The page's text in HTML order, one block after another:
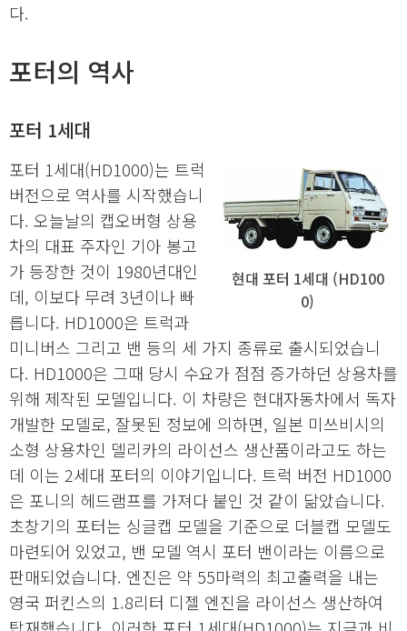
다.
포터의 역사
포터 1세대
현대 포터 1세대 (HD100
0)
포터 1세대(HD1000)는 트럭
버전으로 역사를 시작했습니
다. 오늘날의 캡오버형 상용
차의 대표 주자인 기아 봉고
가 등장한 것이 1980년대인
데, 이보다 무려 3년이나 빠
릅니다. HD1000은 트럭과
미니버스 그리고 밴 등의 세 가지 종류로 출시되었습니
다. HD1000은 그때 당시 수요가 점점 증가하던 상용차를
위해 제작된 모델입니다. 이 차량은 현대자동차에서 독자
개발한 모델로, 잘못된 정보에 의하면, 일본 미쓰비시의
소형 상용차인 델리카의 라이선스 생산품이라고도 하는
데 이는 2세대 포터의 이야기입니다. 트럭 버전 HD1000
은 포니의 헤드램프를 가져다 붙인 것 같이 닮았습니다.
초창기의 포터는 싱글캡 모델을 기준으로 더블캡 모델도
마련되어 있었고, 밴 모델 역시 포터 밴이라는 이름으로
판매되었습니다. 엔진은 약 55마력의 최고출력을 내는
영국 퍼킨스의 1.8리터 디젤 엔진을 라이선스 생산하여